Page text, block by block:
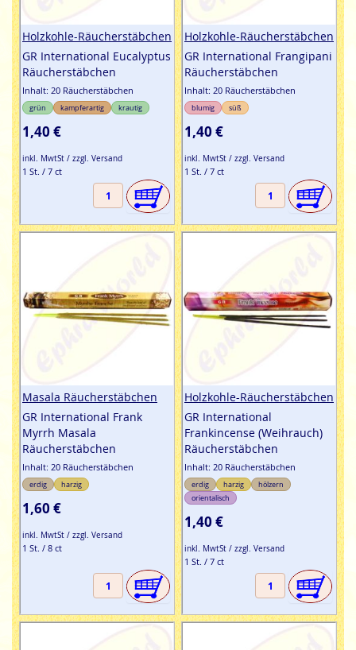
Holzkohle-Räucherstäbchen
GR International Eucalyptus
Räucherstäbchen
Inhalt: 20 Räucherstäbchen
grün kampferartig krautig
1,40 €
inkl. MwtSt / zzgl. Versand
1 St. / 7 ct
Holzkohle-Räucherstäbchen
GR International Frangipani
Räucherstäbchen
Inhalt: 20 Räucherstäbchen
blumig süß
1,40 €
inkl. MwtSt / zzgl. Versand
1 St. / 7 ct
Masala Räucherstäbchen
GR International Frank
Myrrh Masala
Räucherstäbchen
Inhalt: 20 Räucherstäbchen
erdig harzig
1,60 €
inkl. MwtSt / zzgl. Versand
1 St. / 8 ct
Holzkohle-Räucherstäbchen
GR International
Frankincense (Weihrauch)
Räucherstäbchen
Inhalt: 20 Räucherstäbchen
erdig harzig
hölzern
orientalisch
1,40 €
inkl. MwtSt / zzgl. Versand
1 St. / 7 ct